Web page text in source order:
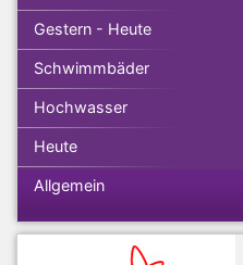
Gestern - Heute
Schwimmbäder
Hochwasser
Heute
Allgemein